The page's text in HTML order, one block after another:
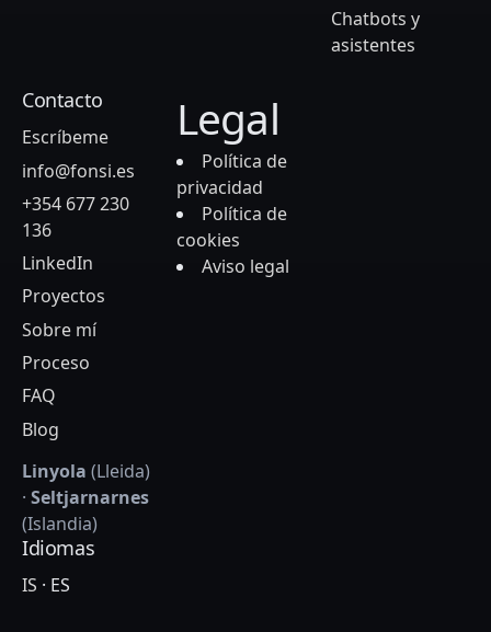
Chatbots y
asistentes
Contacto
Escríbeme
info@fonsi.es
+354 677 230
136
LinkedIn
Proyectos
Sobre mí
Proceso
FAQ
Blog
Linyola (Lleida)
· Seltjarnarnes
(Islandia)
Idiomas
IS · ES
Legal
Política de
privacidad
Política de
cookies
Aviso legal